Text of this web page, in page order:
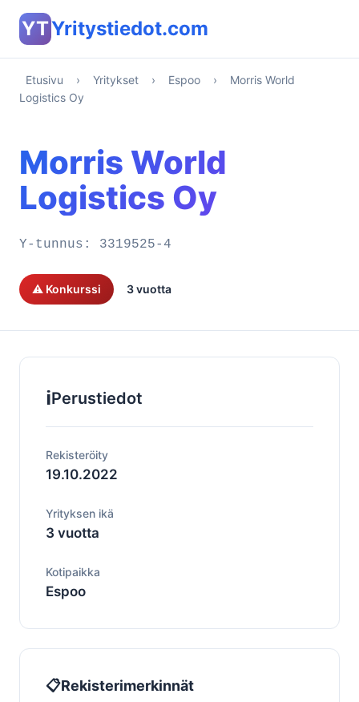
YTYritystiedot.com
Etusivu › Yritykset › Espoo ›
Morris World
Logistics Oy
Morris World
Logistics Oy
Y-tunnus: 3319525-4
⚠️ Konkurssi 3 vuotta
ℹ️Perustiedot
Rekisteröity
19.10.2022
Yrityksen ikä
3 vuotta
Kotipaikka
Espoo
📋Rekisterimerkinnät